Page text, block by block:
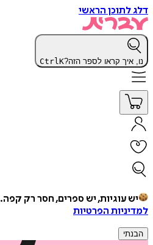
דלג לתוכן הראשי
נו, איך קראו לספר הזה? CtrlK
יש עוגיות, יש ספרים, חסר רק קפה.
למדיניות הפרטיות
הבנתי